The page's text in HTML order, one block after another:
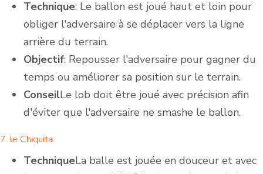
Technique: Le ballon est joué haut et loin pour
obliger l'adversaire à se déplacer vers la ligne
arrière du terrain.
Objectif: Repousser l'adversaire pour gagner du
temps ou améliorer sa position sur le terrain.
ConseilLe lob doit être joué avec précision afin
d'éviter que l'adversaire ne smashe le ballon.
7. le Chiquita
TechniqueLa balle est jouée en douceur et avec